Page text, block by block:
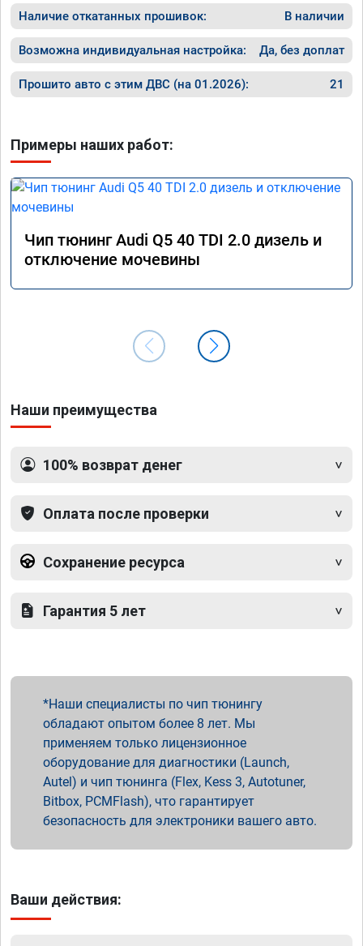
Наличие откатанных прошивок: В наличии
Возможна индивидуальная настройка: Да, без доплат
Прошито авто с этим ДВС (на 01.2026): 21
Примеры наших работ:
Чип тюнинг Audi Q5 40 TDI 2.0 дизель и
отключение мочевины
Наши преимущества
100% возврат денег
Оплата после проверки
Сохранение ресурса
Гарантия 5 лет
Наши специалисты по чип тюнингу
обладают опытом более 8 лет. Мы
применяем только лицензионное
оборудование для диагностики (Launch,
Autel) и чип тюнинга (Flex, Kess 3, Autotuner,
Bitbox, PCMFlash), что гарантирует
безопасность для электроники вашего авто.
Ваши действия: